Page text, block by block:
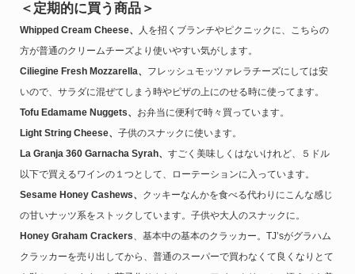
＜定期的に買う商品＞
Whipped Cream Cheese、
人を招くブランチやピクニックに、こちらの
方が普通のクリームチーズより使いやすい気がします。
Ciliegine Fresh Mozzarella、 フレッシュモッツァレラチーズにしては安
いので、サラダに混ぜてしまう時やピザの上にのせる時に使ってます。
Tofu Edamame Nuggets、 お弁当に便利で時々買っています。
Light String Cheese、 子供のスナックに使います。
La Granja 360 Garnacha Syrah、 すごく美味しくはないけれど、５ドル
以下で買えるワインの１つとして、ローテーションに入っています。
Sesame Honey Cashews、 クッキーなんかを食べる代わりにこんな感じ
の甘いナッツ系をストックしています。子供や大人のスナックに。
Honey Graham Crackers、基本中の基本のクラッカー。TJ’sがグラハム
クラッカーを売り出してから、普通のスーパーで買わなくて良くなりとて